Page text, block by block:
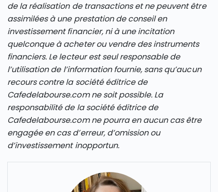
de la réalisation de transactions et ne peuvent être
assimilées à une prestation de conseil en
investissement financier, ni à une incitation
quelconque à acheter ou vendre des instruments
financiers. Le lecteur est seul responsable de
l’utilisation de l’information fournie, sans qu’aucun
recours contre la société éditrice de
Cafedelabourse.com ne soit possible. La
responsabilité de la société éditrice de
Cafedelabourse.com ne pourra en aucun cas être
engagée en cas d’erreur, d’omission ou
d’investissement inopportun.